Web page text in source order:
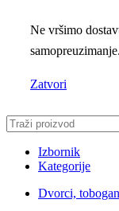
Ne vršimo
Zatvori
Izbornik
Kategorije
Dvorci,